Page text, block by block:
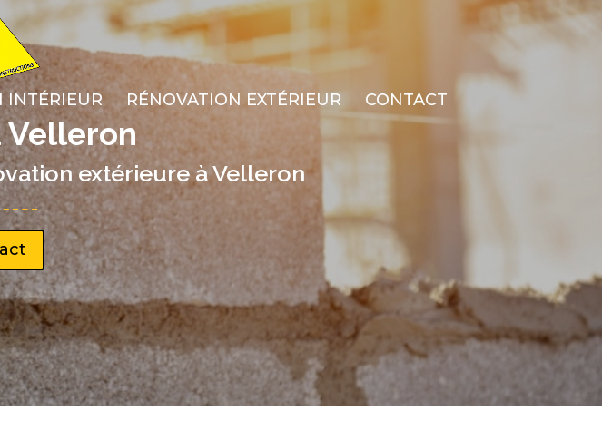
INTÉRIEUR RÉNOVATION EXTÉRIEUR CONTACT
Velleron
extérieure à Velleron